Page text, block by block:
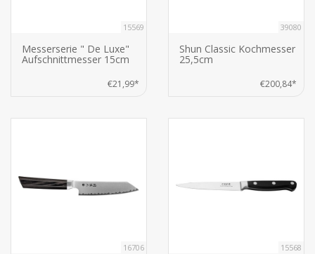
15569
Messerserie " De Luxe"
Aufschnittmesser 15cm
€21,99*
39080
Shun Classic Kochmesser
25,5cm
€200,84*
16706 15568